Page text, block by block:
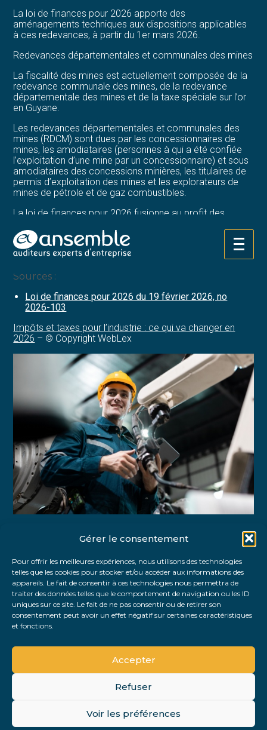
Gérer le consentement
Pour offrir les meilleures expériences, nous utilisons des technologies
telles que les cookies pour stocker et/ou accéder aux informations des
appareils. Le fait de consentir à ces technologies nous permettra de
traiter des données telles que le comportement de navigation ou les ID
uniques sur ce site. Le fait de ne pas consentir ou de retirer son
consentement peut avoir un effet négatif sur certaines caractéristiques
et fonctions.
Accepter
Refuser
Voir les préférences
Aller
au
La loi de finances pour 2026 apporte des
aménagements techniques aux dispositions applicables
à ces redevances, à partir du 1er mars 2026.
Redevances départementales et communales des mines
La fiscalité des mines est actuellement composée de la
redevance communale des mines, de la redevance
départementale des mines et de la taxe spéciale sur l’or
en Guyane.
Les redevances départementales et communales des
mines (RDCM) sont dues par les concessionnaires de
mines, les amodiataires (personnes à qui a été confiée
l’exploitation d’une mine par un concessionnaire) et sous
amodiataires des concessions minières, les titulaires de
permis d’exploitation des mines et les explorateurs de
mines de pétrole et de gaz combustibles.
La loi de finances pour 2026 fusionne au profit des
des mines et la redevance départementale des mines) et
procède à une hausse généralisée des tarifs à compter
du 1er janvier 2026.
Sources :
Loi de finances pour 2026 du 19 février 2026, no
2026-103
Impôts et taxes pour l’industrie : ce qui va changer en
2026 – © Copyright WebLex
FaceBook
TwitterLinkedIn
Footer
PLAN DU SITE
MENTIONS LÉGALES